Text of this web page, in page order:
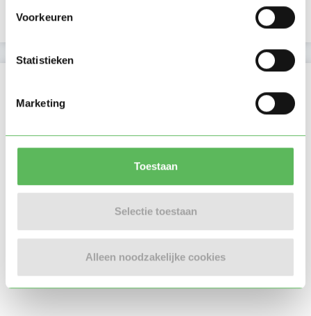
Voorkeuren
Statistieken
Marketing
Toestaan
Selectie toestaan
Alleen noodzakelijke cookies
Google is gekoppeld